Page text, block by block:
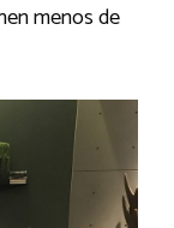
menos de